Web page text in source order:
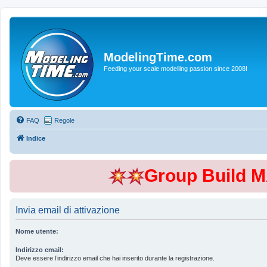
ModelingTime.com
Feeding your scale modelling passion since 2008!
FAQ Regole
Indice
Group Build
Invia email di attivazione
Nome utente:
Indirizzo email:
Deve essere l’indirizzo email che hai inserito durante la registrazione.